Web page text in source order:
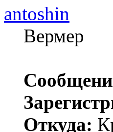
antoshin
Вермер
Откуда: